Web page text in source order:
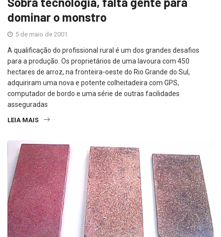
dominar o monstro
5 de maio de 2001
A qualificação do profissional rural é um dos grandes desafios
para a produção. Os proprietários de uma lavoura com 450
hectares de arroz, na fronteira-oeste do Rio Grande do Sul,
adquiriram uma nova e potente colheitadeira com GPS,
computador de bordo e uma série de outras facilidades
asseguradas
LEIA MAIS